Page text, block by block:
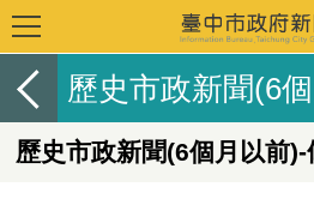
歷史市政新聞(6
歷史市政新聞(6個月以前